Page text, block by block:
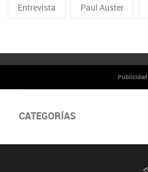
Entrevista Paul Auster
Publicidad
CATEGORÍAS